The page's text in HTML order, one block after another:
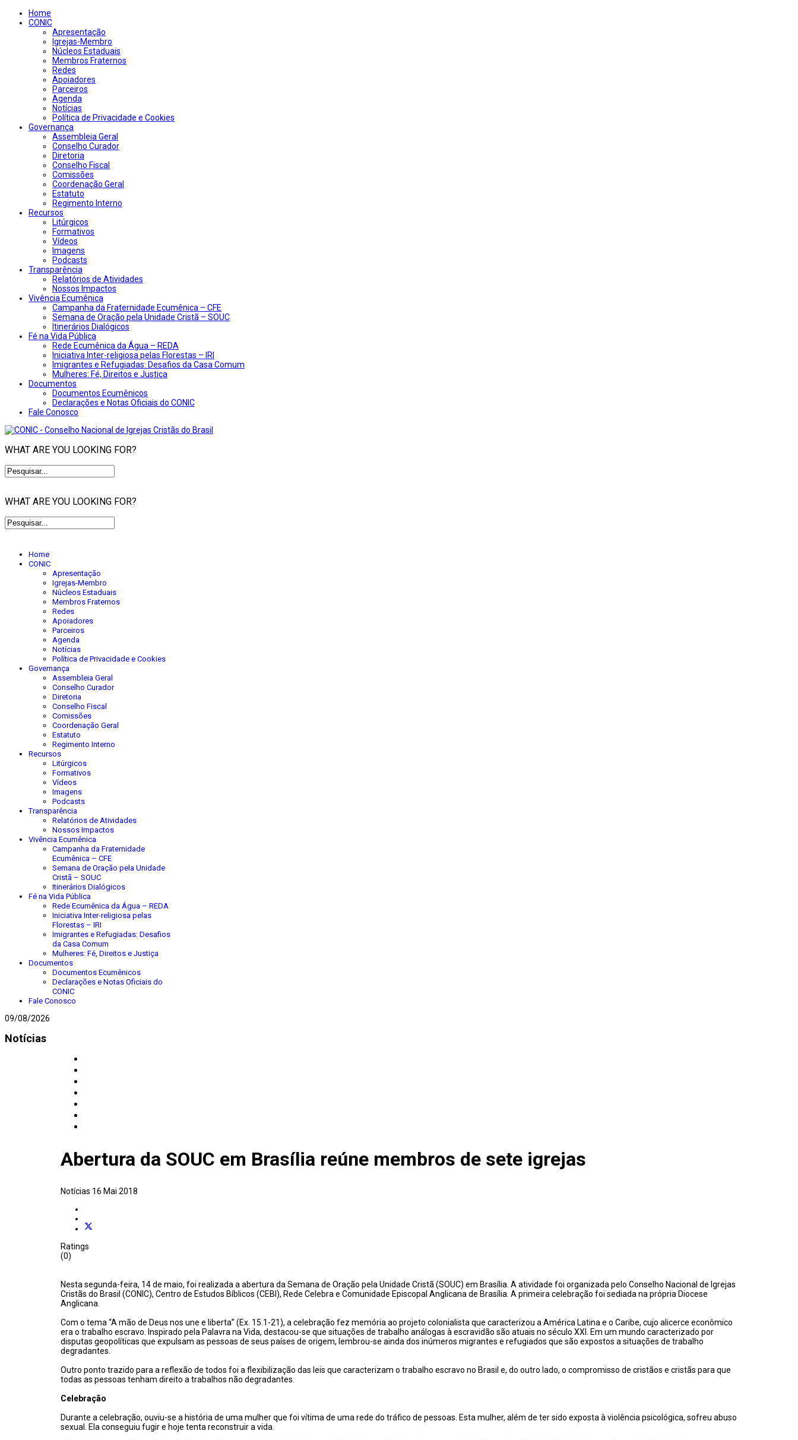
Home
CONIC
Apresentação
Igrejas-Membro
Núcleos Estaduais
Membros Fraternos
Redes
Apoiadores
Parceiros
Agenda
Notícias
Política de Privacidade e Cookies
Governança
Assembleia Geral
Conselho Curador
Diretoria
Conselho Fiscal
Comissões
Coordenação Geral
Estatuto
Regimento Interno
Recursos
Litúrgicos
Formativos
Vídeos
Imagens
Podcasts
Transparência
Relatórios de Atividades
Nossos Impactos
Vivência Ecumênica
Campanha da Fraternidade Ecumênica – CFE
Semana de Oração pela Unidade Cristã – SOUC
Itinerários Dialógicos
Fé na Vida Pública
Rede Ecumênica da Água – REDA
Iniciativa Inter-religiosa pelas Florestas – IRI
Imigrantes e Refugiadas: Desafios da Casa Comum
Mulheres: Fé, Direitos e Justiça
Documentos
Documentos Ecumênicos
Declarações e Notas Oficiais do CONIC
Fale Conosco
WHAT ARE YOU LOOKING FOR?
WHAT ARE YOU LOOKING FOR?
Home
CONIC
Apresentação
Igrejas-Membro
Núcleos Estaduais
Membros Fraternos
Redes
Apoiadores
Parceiros
Agenda
Notícias
Política de Privacidade e Cookies
Governança
Assembleia Geral
Conselho Curador
Diretoria
Conselho Fiscal
Comissões
Coordenação Geral
Estatuto
Regimento Interno
Recursos
Litúrgicos
Formativos
Vídeos
Imagens
Podcasts
Transparência
Relatórios de Atividades
Nossos Impactos
Vivência Ecumênica
Campanha da Fraternidade
Ecumênica – CFE
Semana de Oração pela Unidade
Cristã – SOUC
Itinerários Dialógicos
Fé na Vida Pública
Rede Ecumênica da Água – REDA
Iniciativa Inter-religiosa pelas
Florestas – IRI
Imigrantes e Refugiadas: Desafios
da Casa Comum
Mulheres: Fé, Direitos e Justiça
Documentos
Documentos Ecumênicos
Declarações e Notas Oficiais do
CONIC
Fale Conosco
09/08/2026
Notícias
Abertura da SOUC em Brasília reúne membros de sete igrejas
Notícias 16 Mai 2018
Ratings
(0)
Nesta segunda-feira, 14 de maio, foi realizada a abertura da Semana de Oração pela Unidade Cristã (SOUC) em Brasília. A atividade foi organizada pelo Conselho Nacional de Igrejas
Cristãs do Brasil (CONIC), Centro de Estudos Bíblicos (CEBI), Rede Celebra e Comunidade Episcopal Anglicana de Brasília. A primeira celebração foi sediada na própria Diocese
Anglicana.
Com o tema “A mão de Deus nos une e liberta” (Ex. 15.1-21), a celebração fez memória ao projeto colonialista que caracterizou a América Latina e o Caribe, cujo alicerce econômico
era o trabalho escravo. Inspirado pela Palavra na Vida, destacou-se que situações de trabalho análogas à escravidão são atuais no século XXI. Em um mundo caracterizado por
disputas geopolíticas que expulsam as pessoas de seus países de origem, lembrou-se ainda dos inúmeros migrantes e refugiados que são expostos a situações de trabalho
degradantes.
Outro ponto trazido para a reflexão de todos foi a flexibilização das leis que caracterizam o trabalho escravo no Brasil e, do outro lado, o compromisso de cristãos e cristãs para que
todas as pessoas tenham direito a trabalhos não degradantes.
Celebração
Durante a celebração, ouviu-se a história de uma mulher que foi vítima de uma rede do tráfico de pessoas. Esta mulher, além de ter sido exposta à violência psicológica, sofreu abuso
sexual. Ela conseguiu fugir e hoje tenta reconstruir a vida.